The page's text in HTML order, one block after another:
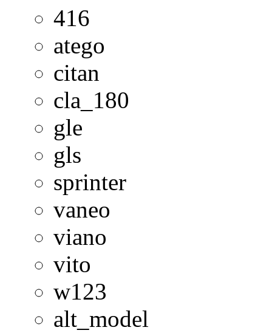
416
atego
citan
cla_180
gle
gls
sprinter
vaneo
viano
vito
w123
alt_model